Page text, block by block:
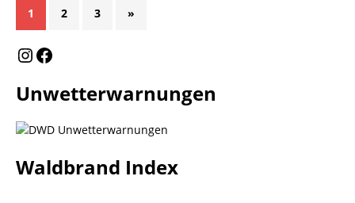
1 2 3 »
Unwetterwarnungen
Waldbrand Index